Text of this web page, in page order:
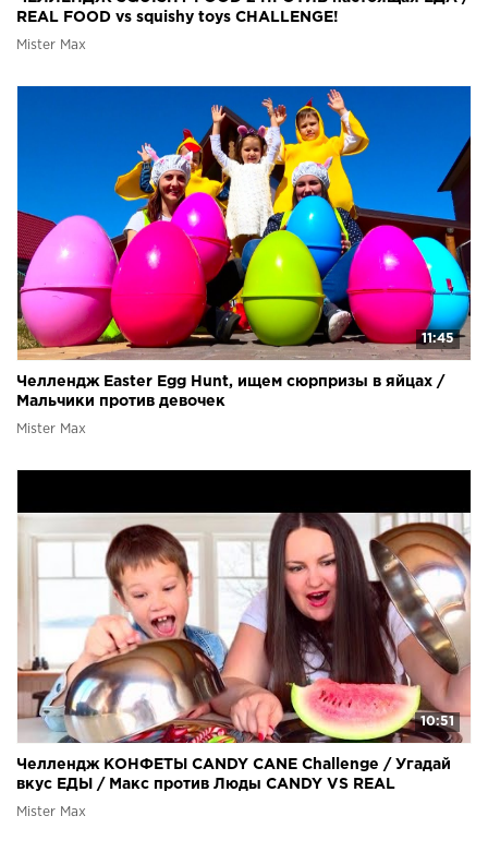
REAL FOOD vs squishy toys CHALLENGE!
Mister Max
11:45
Челлендж Easter Egg Hunt, ищем сюрпризы в яйцах /
Мальчики против девочек
Mister Max
10:51
Челлендж КОНФЕТЫ CANDY CANE Challenge / Угадай
вкус ЕДЫ / Макс против Люды CANDY VS REAL
Mister Max